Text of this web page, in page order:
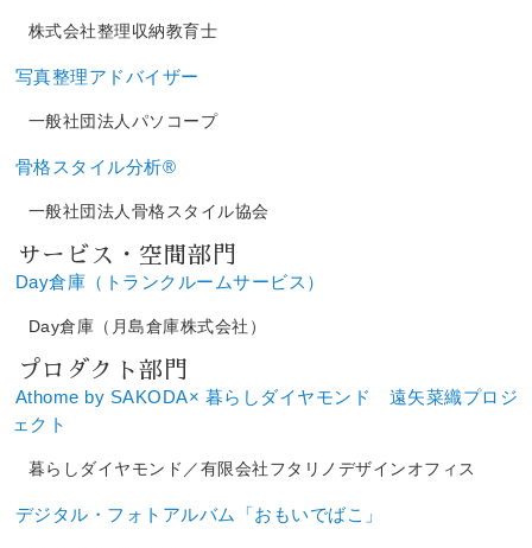
株式会社整理収納教育士
写真整理アドバイザー
一般社団法人パソコープ
骨格スタイル分析®
一般社団法人骨格スタイル協会
サービス・空間部門
Day倉庫（トランクルームサービス）
Day倉庫（月島倉庫株式会社）
プロダクト部門
Athome by SAKODA× 暮らしダイヤモンド 遠矢菜織プロジ
ェクト
暮らしダイヤモンド／有限会社フタリノデザインオフィス
デジタル・フォトアルバム「おもいでばこ」